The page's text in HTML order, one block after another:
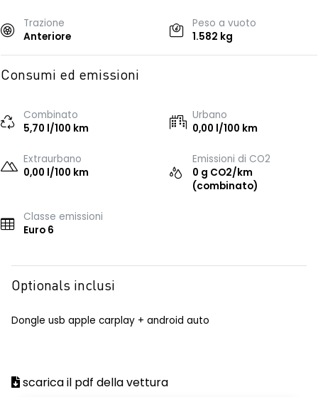
Trazione
Anteriore
Peso a vuoto
1.582 kg
Consumi ed emissioni
Combinato
5,70 l/100 km
Urbano
0,00 l/100 km
Extraurbano
0,00 l/100 km
Emissioni di CO2
0 g CO2/km
(combinato)
Classe emissioni
Euro 6
Optionals inclusi
Dongle usb apple carplay + android auto
scarica il pdf della vettura